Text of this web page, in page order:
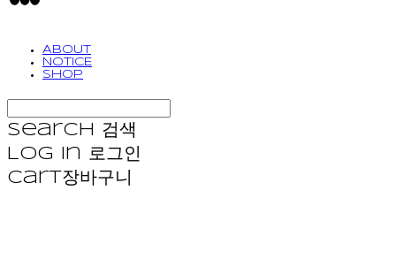
ABOUT
NOTICE
SHOP
Search
검색
Log In 로그인
Cart장바구니